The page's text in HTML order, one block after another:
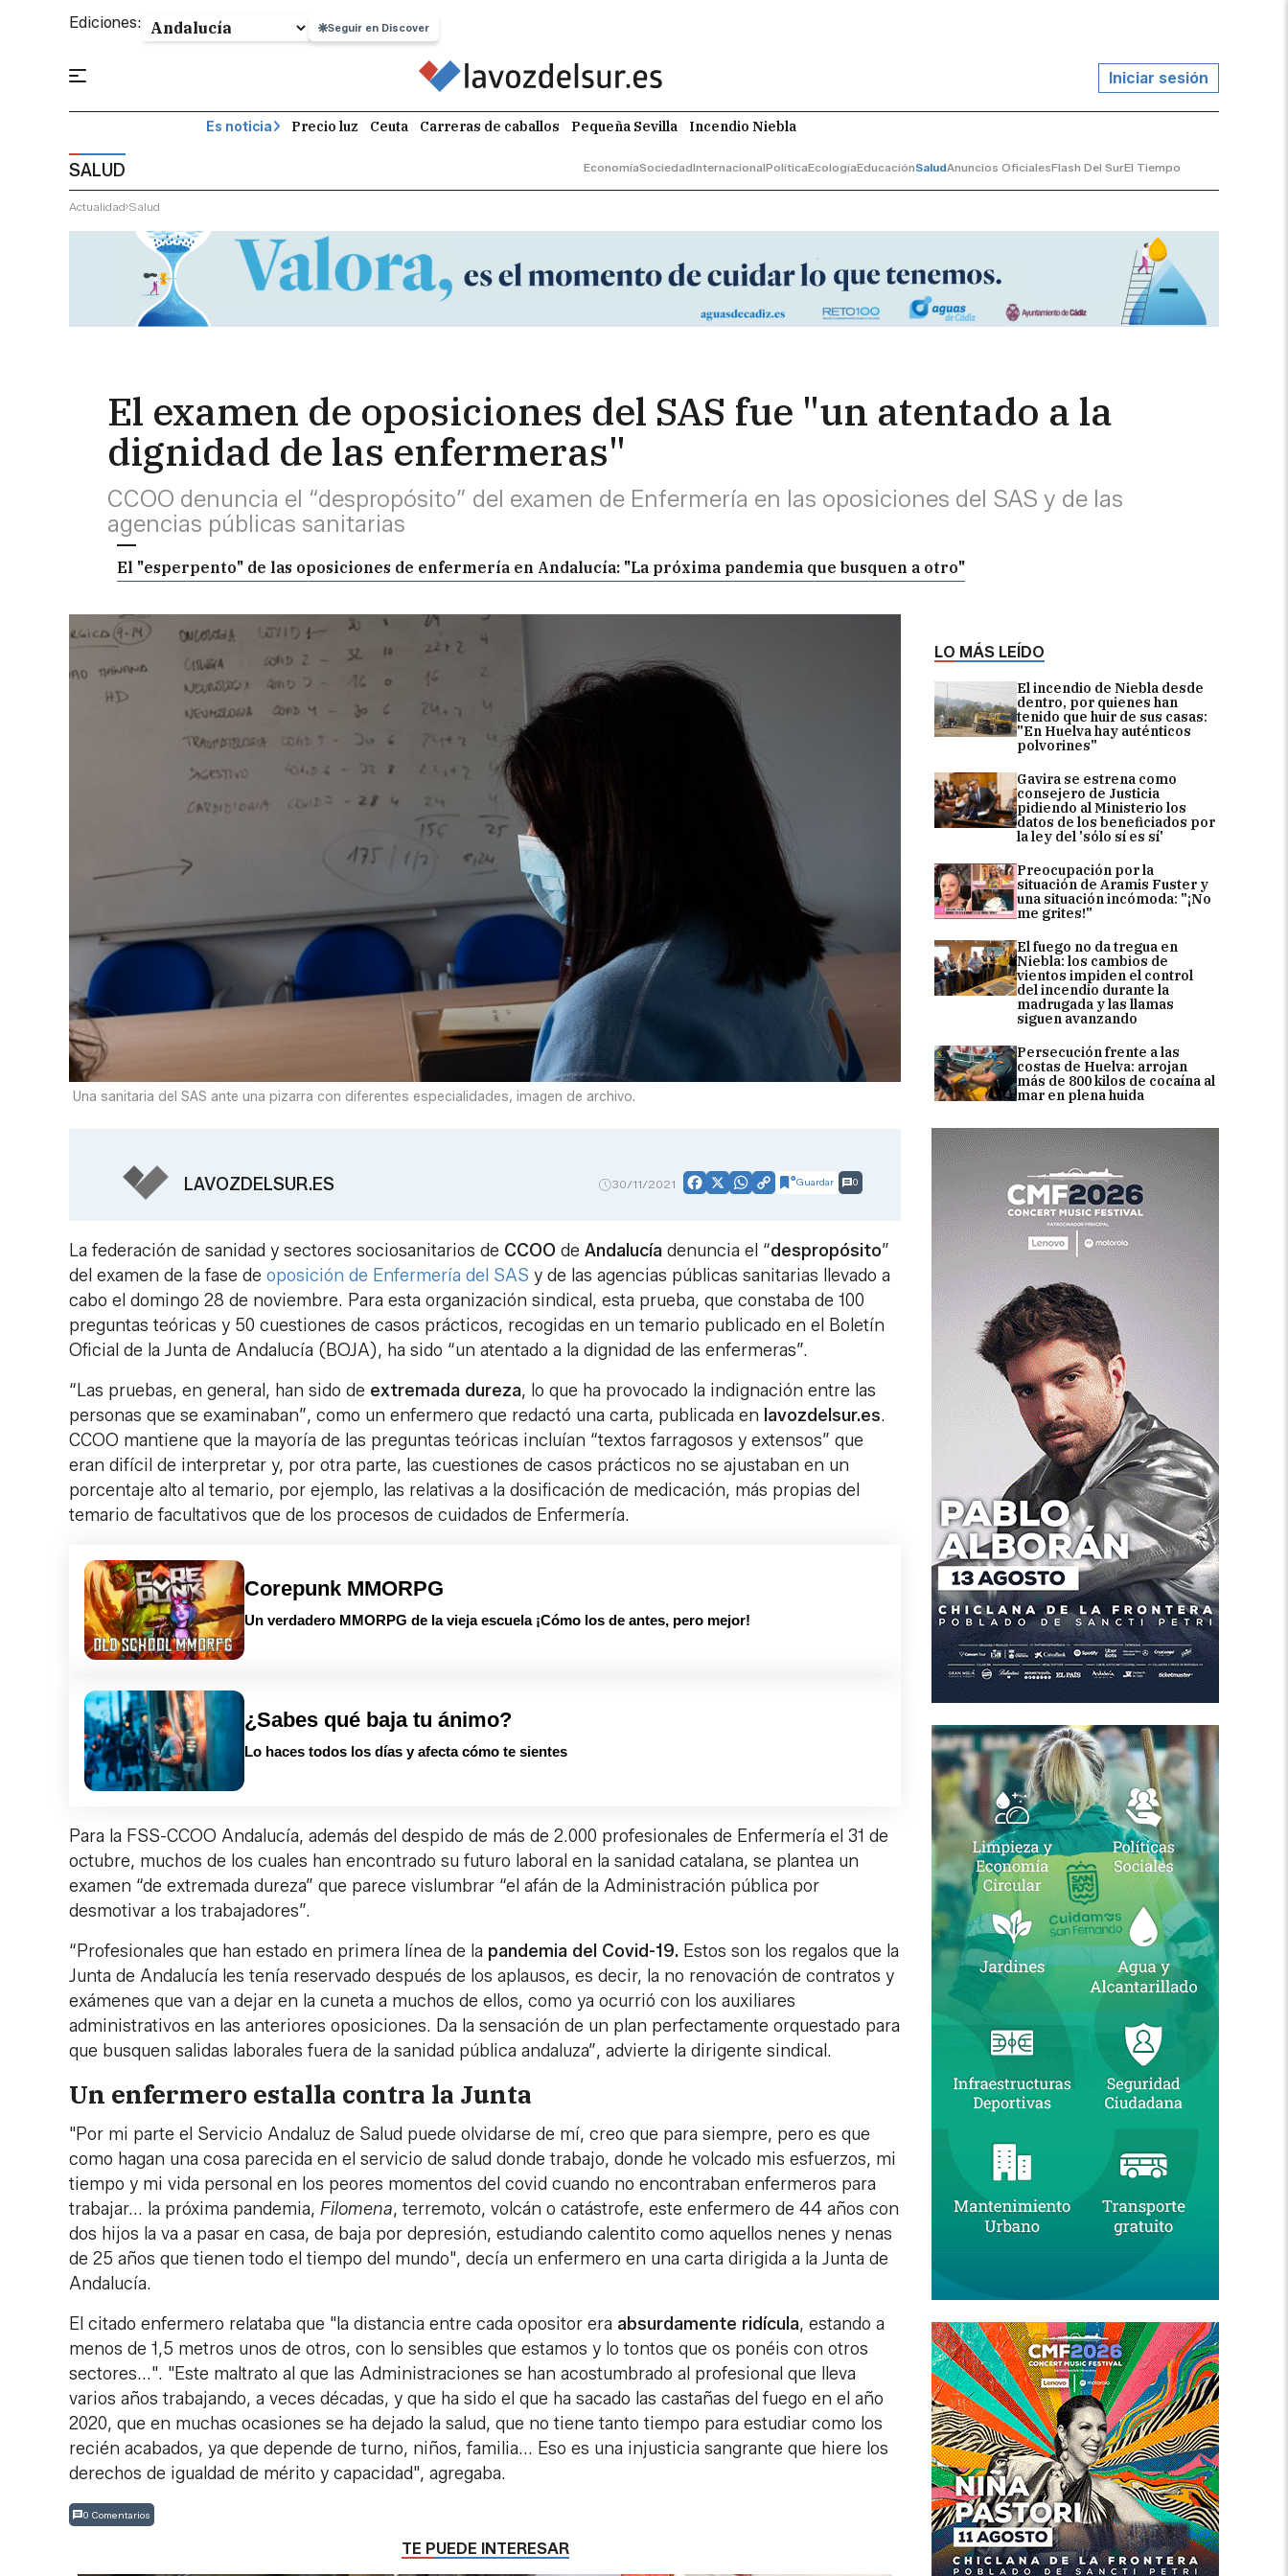
Ediciones: Seguir en Discover
Iniciar sesión
Es noticia Precio luz Ceuta Carreras de caballos Pequeña Sevilla Incendio Niebla
SALUD EconomíaSociedadInternacionalPolíticaEcologíaEducaciónSaludAnuncios OficialesFlash Del SurEl Tiempo
Actualidad Salud
El examen de oposiciones del SAS fue "un atentado a la
dignidad de las enfermeras"
CCOO denuncia el “despropósito” del examen de Enfermería en las oposiciones del SAS y de las
agencias públicas sanitarias
El "esperpento" de las oposiciones de enfermería en Andalucía: "La próxima pandemia que busquen a otro"
LO MÁS LEÍDO
El incendio de Niebla desde
dentro, por quienes han
tenido que huir de sus casas:
"En Huelva hay auténticos
polvorines"
Gavira se estrena como
consejero de Justicia
pidiendo al Ministerio los
datos de los beneficiados por
la ley del 'sólo sí es sí'
Preocupación por la
situación de Aramis Fuster y
una situación incómoda: "¡No
me grites!"
El fuego no da tregua en
Niebla: los cambios de
vientos impiden el control
del incendio durante la
madrugada y las llamas
siguen avanzando
Persecución frente a las
costas de Huelva: arrojan
más de 800 kilos de cocaína al
mar en plena huida
Una sanitaria del SAS ante una pizarra con diferentes especialidades, imagen de archivo.
LAVOZDELSUR.ES 30/11/2021 Facebook
X WhatsApp
CopyGuardar 0
La federación de sanidad y sectores sociosanitarios de CCOO de Andalucía denuncia el “despropósito”
del examen de la fase de oposición de Enfermería del SAS y de las agencias públicas sanitarias llevado a
cabo el domingo 28 de noviembre. Para esta organización sindical, esta prueba, que constaba de 100
preguntas teóricas y 50 cuestiones de casos prácticos, recogidas en un temario publicado en el Boletín
Oficial de la Junta de Andalucía (BOJA), ha sido “un atentado a la dignidad de las enfermeras”.
“Las pruebas, en general, han sido de extremada dureza, lo que ha provocado la indignación entre las
personas que se examinaban”, como un enfermero que redactó una carta, publicada en lavozdelsur.es.
CCOO mantiene que la mayoría de las preguntas teóricas incluían “textos farragosos y extensos” que
eran difícil de interpretar y, por otra parte, las cuestiones de casos prácticos no se ajustaban en un
porcentaje alto al temario, por ejemplo, las relativas a la dosificación de medicación, más propias del
temario de facultativos que de los procesos de cuidados de Enfermería.
Corepunk MMORPG
Un verdadero MMORPG de la vieja escuela ¡Cómo los de antes, pero mejor!
¿Sabes qué baja tu ánimo?
Lo haces todos los días y afecta cómo te sientes
Para la FSS-CCOO Andalucía, además del despido de más de 2.000 profesionales de Enfermería el 31 de
octubre, muchos de los cuales han encontrado su futuro laboral en la sanidad catalana, se plantea un
examen “de extremada dureza” que parece vislumbrar “el afán de la Administración pública por
desmotivar a los trabajadores”.
“Profesionales que han estado en primera línea de la pandemia del Covid-19. Estos son los regalos que la
Junta de Andalucía les tenía reservado después de los aplausos, es decir, la no renovación de contratos y
exámenes que van a dejar en la cuneta a muchos de ellos, como ya ocurrió con los auxiliares
administrativos en las anteriores oposiciones. Da la sensación de un plan perfectamente orquestado para
que busquen salidas laborales fuera de la sanidad pública andaluza”, advierte la dirigente sindical.
Un enfermero estalla contra la Junta
"Por mi parte el Servicio Andaluz de Salud puede olvidarse de mí, creo que para siempre, pero es que
como hagan una cosa parecida en el servicio de salud donde trabajo, donde he volcado mis esfuerzos, mi
tiempo y mi vida personal en los peores momentos del covid cuando no encontraban enfermeros para
trabajar... la próxima pandemia, Filomena, terremoto, volcán o catástrofe, este enfermero de 44 años con
dos hijos la va a pasar en casa, de baja por depresión, estudiando calentito como aquellos nenes y nenas
de 25 años que tienen todo el tiempo del mundo", decía un enfermero en una carta dirigida a la Junta de
Andalucía.
El citado enfermero relataba que "la distancia entre cada opositor era absurdamente ridícula, estando a
menos de 1,5 metros unos de otros, con lo sensibles que estamos y lo tontos que os ponéis con otros
sectores...". "Este maltrato al que las Administraciones se han acostumbrado al profesional que lleva
varios años trabajando, a veces décadas, y que ha sido el que ha sacado las castañas del fuego en el año
2020, que en muchas ocasiones se ha dejado la salud, que no tiene tanto tiempo para estudiar como los
recién acabados, ya que depende de turno, niños, familia... Eso es una injusticia sangrante que hiere los
derechos de igualdad de mérito y capacidad", agregaba.
0 Comentarios
TE PUEDE INTERESAR